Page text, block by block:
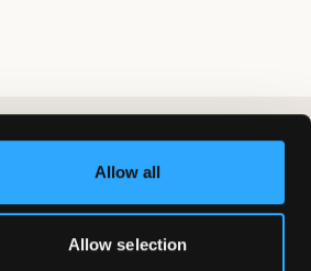
Allow all
Allow selection